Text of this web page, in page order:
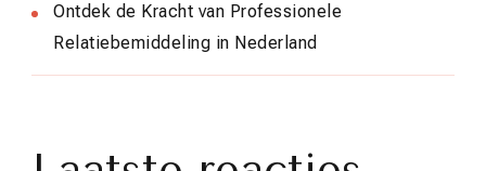
Ontdek de Kracht van Professionele
Relatiebemiddeling in Nederland